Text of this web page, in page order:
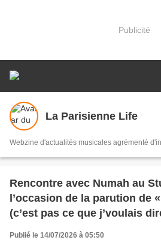
Publicité
La Parisienne Life
Webzine d'actualités musicales agrémenté
Rencontre avec Numah au
l’occasion de la parution de
(c’est pas ce que j’voulais
Publié le 14/07/2026 à 05:50